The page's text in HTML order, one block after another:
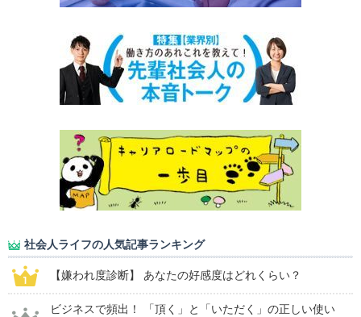
社会人ライフの人気記事ランキング
【嫌われ度診断】 あなたの好感度はどれくらい？
ビジネスで頻出！ 「頂く」と「いただく」の正しい使い